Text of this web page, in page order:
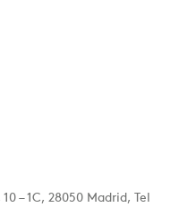
– 1C, 28050 Madrid, Tel